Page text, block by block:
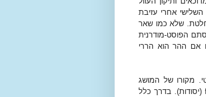
אחרי עזיבת
שלא כמו שאר
הפוסט-מודרנית
אם ההר הוא הררי
מקורו של המושג
(יסודות). בדרך כלל